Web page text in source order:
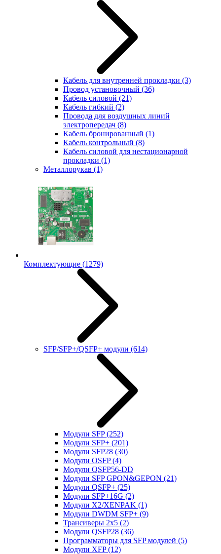
Кабель для внутренней прокладки (3)
Провод установочный (36)
Кабель силовой (21)
Кабель гибкий (2)
Провода для воздушных линий
электропередач (8)
Кабель бронированный (1)
Кабель контрольный (8)
Кабель силовой для нестационарной
прокладки (1)
Металлорукав (1)
Комплектующие (1279)
SFP/SFP+/QSFP+ модули (614)
Модули SFP(252)
Модули SFP+ (201)
Модули SFP28 (30)
Модули OSFP(4)
Модули QSFP56-DD
Модули SFP GPON&GEPON (21)
Модули QSFP+ (25)
Модули SFP+16G (2)
Модули X2/XENPAK (1)
Модули DWDM SFP+ (9)
Трансиверы 2x5 (2)
Модули QSFP28 (36)
Программаторы для SFP модулей (5)
Модули XFP(12)